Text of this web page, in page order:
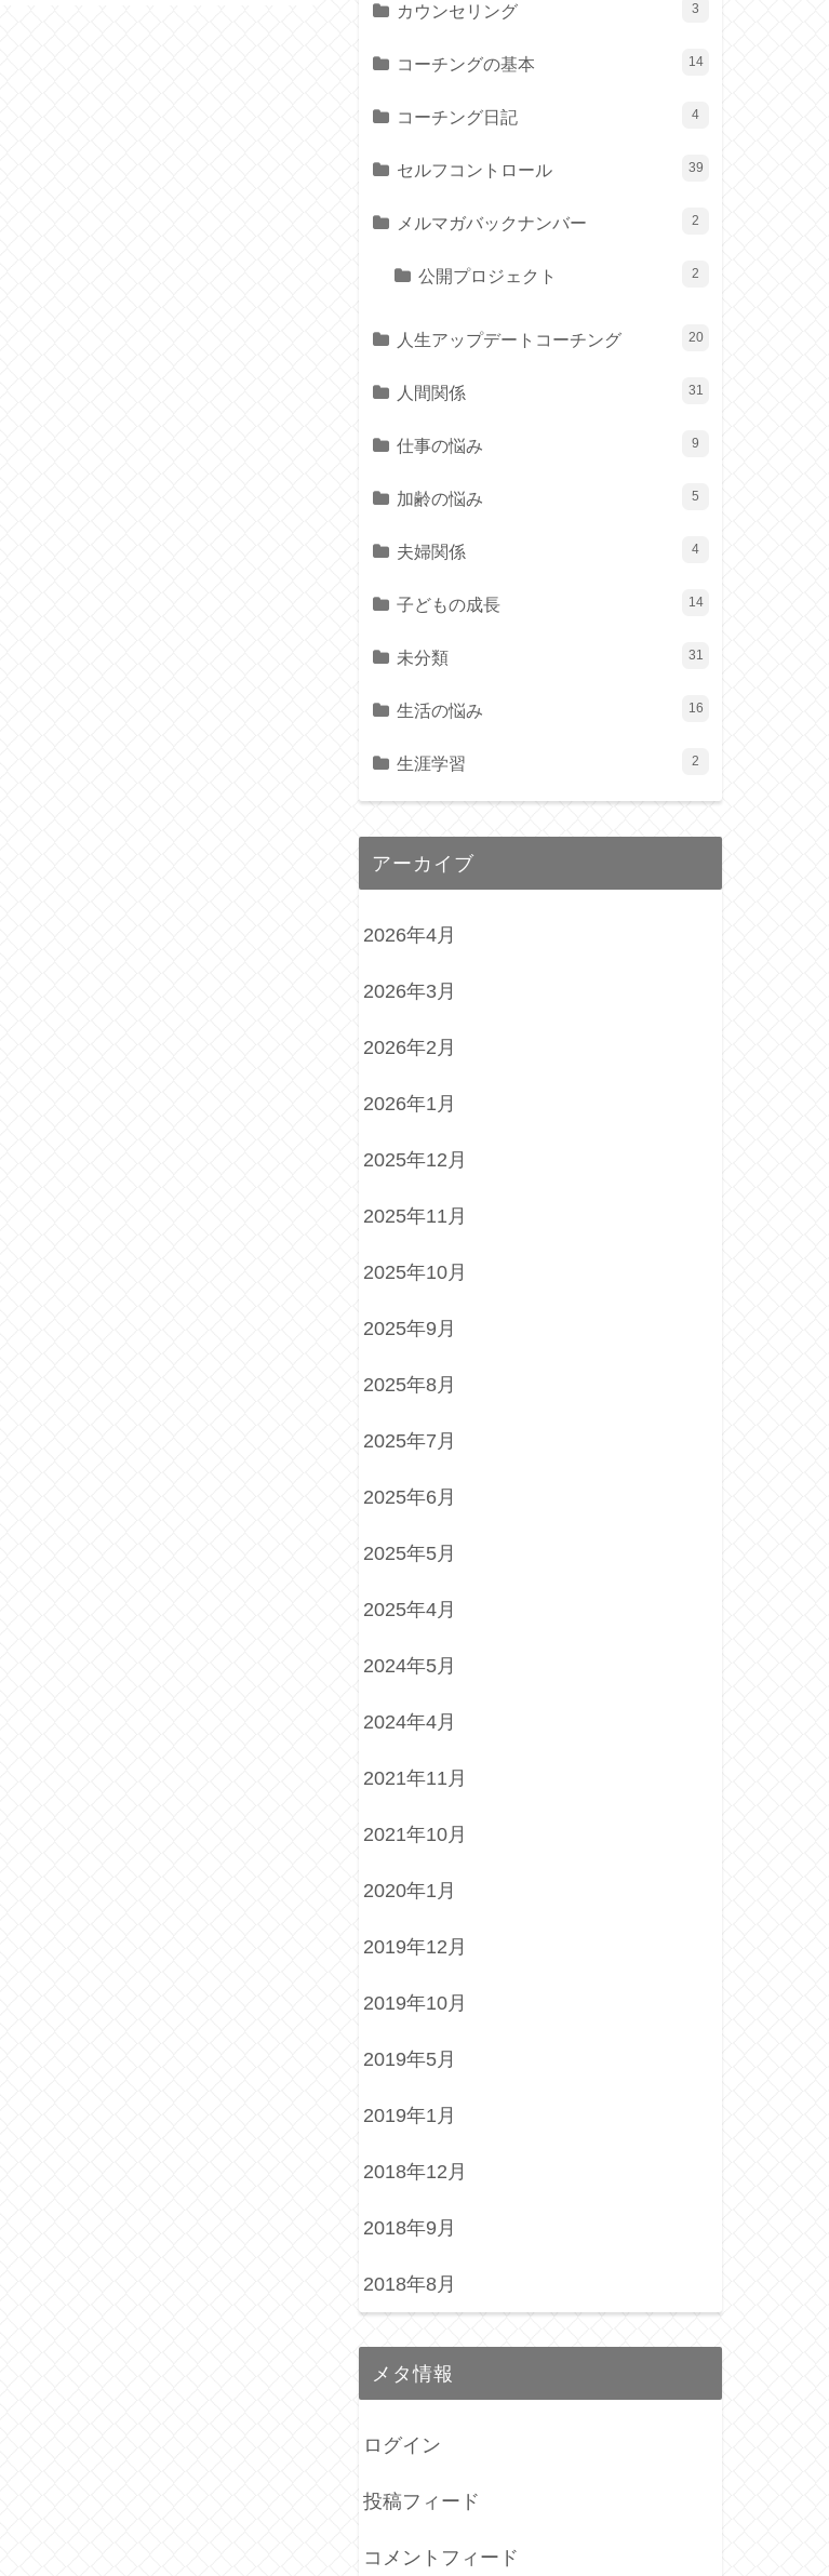
カウンセリング 3
コーチングの基本 14
コーチング日記 4
セルフコントロール 39
メルマガバックナンバー 2
公開プロジェクト 2
人生アップデートコーチング 20
人間関係 31
仕事の悩み 9
加齢の悩み 5
夫婦関係 4
子どもの成長 14
未分類 31
生活の悩み 16
生涯学習 2
アーカイブ
2026年4月
2026年3月
2026年2月
2026年1月
2025年12月
2025年11月
2025年10月
2025年9月
2025年8月
2025年7月
2025年6月
2025年5月
2025年4月
2024年5月
2024年4月
2021年11月
2021年10月
2020年1月
2019年12月
2019年10月
2019年5月
2019年1月
2018年12月
2018年9月
2018年8月
メタ情報
ログイン
投稿フィード
コメントフィード